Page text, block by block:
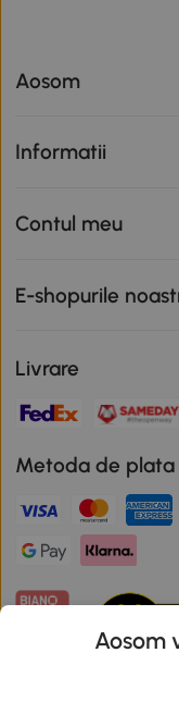
Aosom
Informatii
Contul meu
E-shopurile
Livrare
Metoda de plata
Aosom